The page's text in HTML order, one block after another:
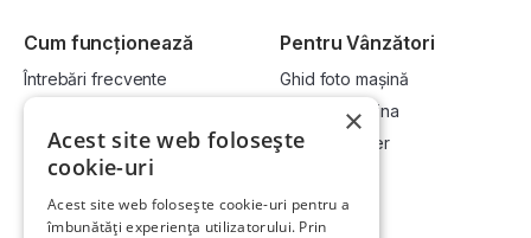
Cum funcționează
Întrebări frecvente
Cum vând la licitație?
Pentru Vânzători
Ghid foto mașină
Vinde-ți mașina
Devino dealer
Link-uri utile Compania
×
Acest site web folosește
cookie-uri
Acest site web folosește cookie-uri pentru a
îmbunătăți experiența utilizatorului. Prin